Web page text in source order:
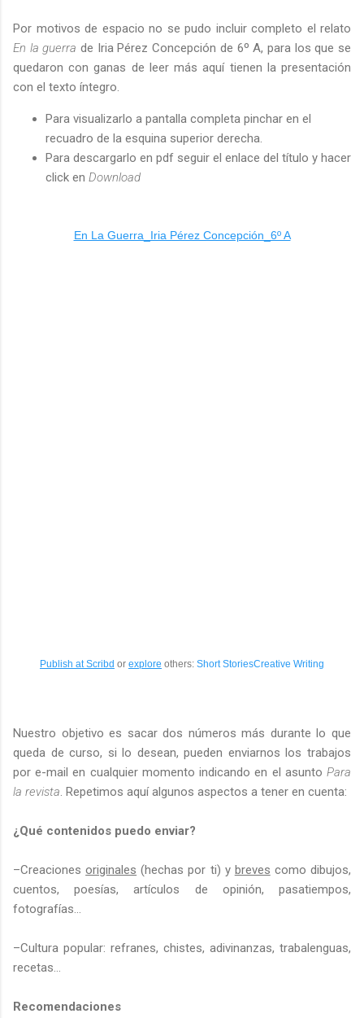
Por motivos de espacio no se pudo incluir completo el relato
En la guerra de Iria Pérez Concepción de 6º A, para los que se
quedaron con ganas de leer más aquí tienen la presentación
con el texto íntegro.
Para visualizarlo a pantalla completa pinchar en el
recuadro de la esquina superior derecha.
Para descargarlo en pdf seguir el enlace del título y hacer
click en Download
En La Guerra_Iria Pérez Concepción_6º A
Publish at Scribd or explore others: Short StoriesCreative Writing
Nuestro objetivo es sacar dos números más durante lo que
queda de curso, si lo desean, pueden enviarnos los trabajos
por e-mail en cualquier momento indicando en el asunto Para
la revista . Repetimos aquí algunos aspectos a tener en cuenta:
¿Qué contenidos puedo enviar?
–Creacionesoriginales (hechas por ti) y breves como dibujos,
cuentos, poesías, artículos de opinión, pasatiempos,
fotografías…
–Cultura popular: refranes, chistes, adivinanzas, trabalenguas,
recetas…
Recomendaciones